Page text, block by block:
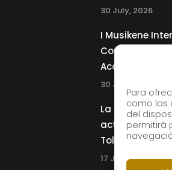
Para
como las
del
permitirá
30 July, 2026
I Musikene
Competition
Accordionists
30 July, 2026
La Musikene
actuará junto
Tolliver en el
17 July, 2026